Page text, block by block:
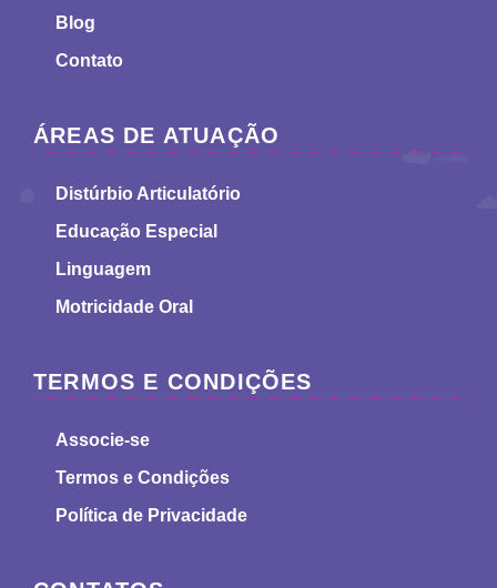
Blog
Contato
ÁREAS DE ATUAÇÃO
Distúrbio Articulatório
Educação Especial
Linguagem
Motricidade Oral
TERMOS E CONDIÇÕES
Associe-se
Termos e Condições
Política de Privacidade